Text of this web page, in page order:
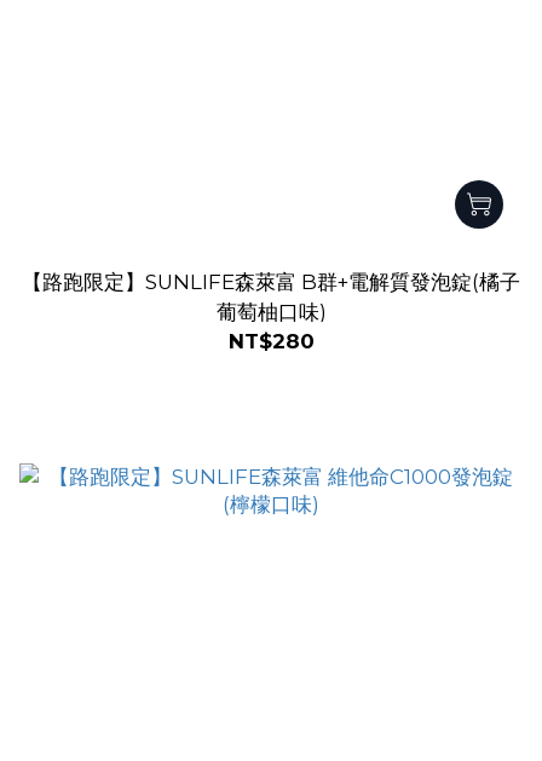
【路跑限定】SUNLIFE森萊富 B群+電解質發泡錠(橘子
葡萄柚口味)
NT$280